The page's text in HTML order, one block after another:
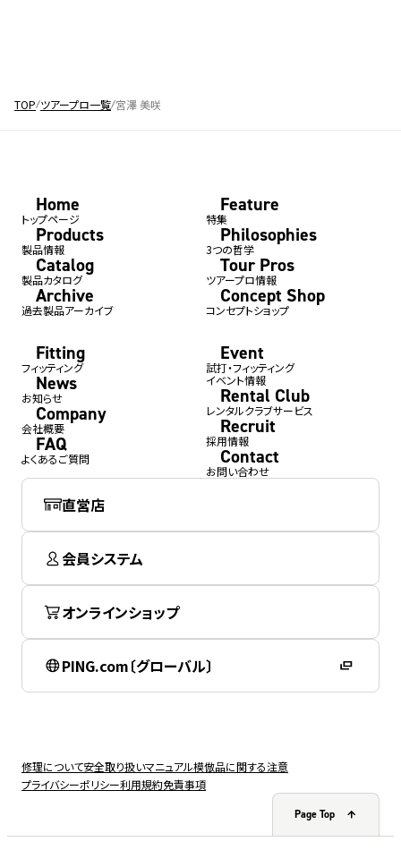
TOP ツアープロ一覧 宮澤 美咲
Home
トップページ
Products
製品情報
Catalog
製品カタログ
Archive
過去製品アーカイブ
Feature
特集
Philosophies
3つの哲学
Tour Pros
ツアープロ情報
Concept Shop
コンセプトショップ
Fitting
フィッティング
News
お知らせ
Company
会社概要
FAQ
よくあるご質問
Event
試打・フィッティング
イベント情報
Rental Club
レンタルクラブサービス
Recruit
採用情報
Contact
お問い合わせ
直営店
会員システム
オンラインショップ
PING.com〔グローバル〕
修理について安全取り扱いマニュアル模倣品に関する注意
プライバシーポリシー利用規約免責事項
Page Top